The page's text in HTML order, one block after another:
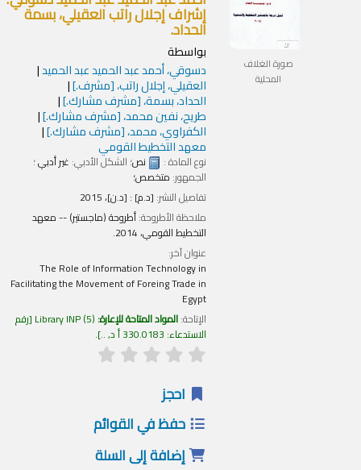
صورة الغلاف
المحلية
إشراف إجلال راتب العقيلي، بسمة
الحداد.
بواسطة
دسوقي، أحمد عبد الحميد عبد الحميد
العقيلي، إجلال راتب،[مشرف.]
الحداد، بسمة،[مشرف مشارك.]
طريح، نفين محمد،[مشرف مشارك.]
الكفراوي، محمد،[مشرف مشارك.]
معهد التخطيط القومي
نوع المادة : نص؛ الشكل الأدبي:غير أدبي؛
الجمهور:متخصص؛
تفاصيل النشر:[د.م] : [د.ن]،2015
ملاحظة الأطروحة:أطروحة (ماجستير) -- معهد
التخطيط القومي، 2014.
عنوان آخر:
The Role of Information Technology in
Facilitating the Movement of Foreing Trade in
Egypt
الإتاحة:المواد المتاحة للإعارة: Library INP(5)
رقم
الاستدعاء:330.0183 أ د, .. .
احجز
حفظ في القوائم
إضافة إلى السلة